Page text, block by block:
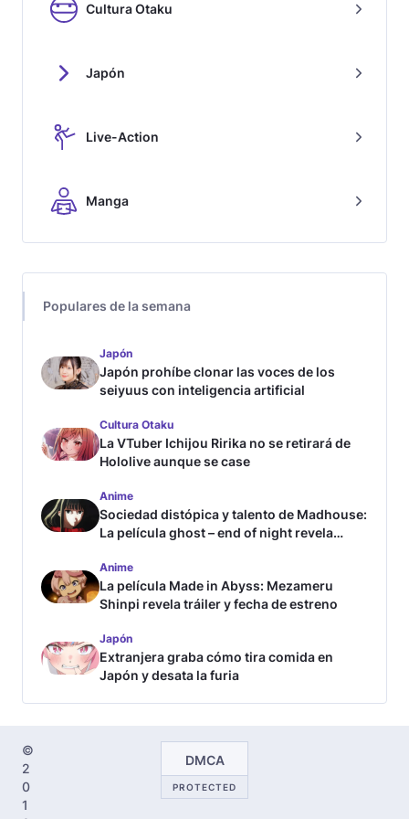
Cultura Otaku
Japón
Live-Action
Manga
Populares de la semana
Japón
Japón prohíbe clonar las voces de los
seiyuus con inteligencia artificial
Cultura Otaku
La VTuber Ichijou Ririka no se retirará de
Hololive aunque se case
Anime
Sociedad distópica y talento de Madhouse:
La película ghost – end of night revela
Anime
La película Made in Abyss: Mezameru
Shinpi revela tráiler y fecha de estreno
Japón
Extranjera graba cómo tira comida en
Japón y desata la furia
©
2
0
1
DMCA
PROTECTED